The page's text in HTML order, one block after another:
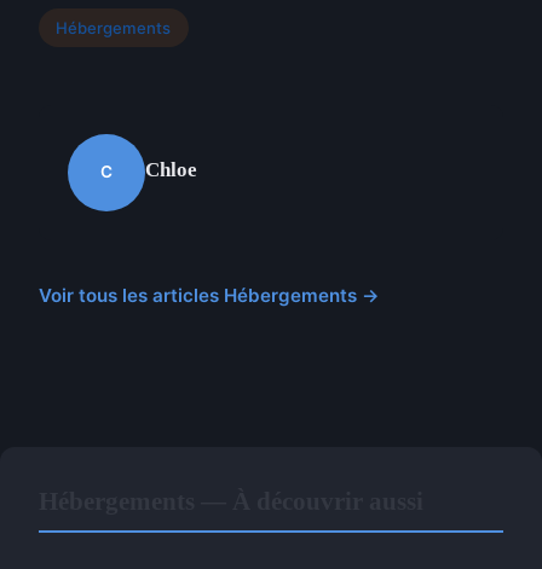
Hébergements
C Chloe
Voir tous les articles Hébergements →